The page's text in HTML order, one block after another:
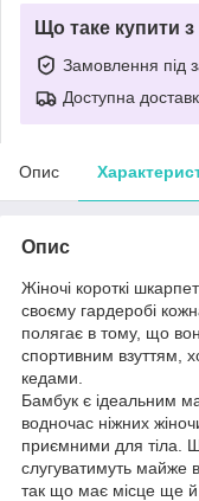
Що таке купити
Замовлення під
Доступна
Опис
Опис
Жіночі короткі
своєму гардеробі
полягає в тому, що
спортивним взуттям,
кедами.
Бамбук є ідеальним
водночас ніжних
приємними для тіла.
слугуватимуть майже
так що має місце ще й